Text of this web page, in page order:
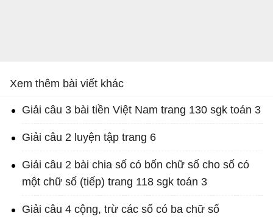
Xem thêm bài viết khác
Giải câu 3 bài tiền Việt Nam trang 130 sgk toán 3
Giải câu 2 luyện tập trang 6
Giải câu 2 bài chia số có bốn chữ số cho số có
một chữ số (tiếp) trang 118 sgk toán 3
Giải câu 4 cộng, trừ các số có ba chữ số